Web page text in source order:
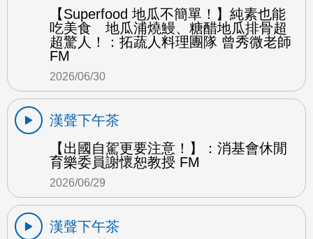
【Superfood 地瓜不簡單！】純素也能
吃美食 地瓜浦燒鰻、糖醋地瓜排骨超
超驚人！：拓蔬人料理團隊 曾秀微老師
FM
2026/06/30
漢聲下午茶
【出國自駕更要注意！】：消基會休閒
育樂委員謝懷恕教授 FM
2026/06/29
漢聲下午茶